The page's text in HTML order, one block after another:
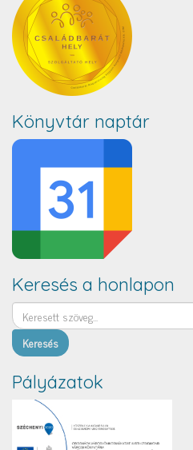
Könyvtár naptár
Keresés a honlapon
Keresés
Pályázatok